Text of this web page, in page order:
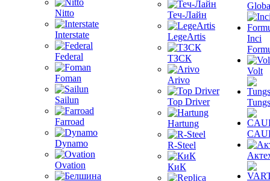
Nitto
Interstate
Federal
Foman
Sailun
Farroad
Dynamo
Ovation
Теч-Лайн
LegeArtis
ТЗСК
Arivo
Top Driver
Hartung
R-Steel
КиК
Inci
Volt